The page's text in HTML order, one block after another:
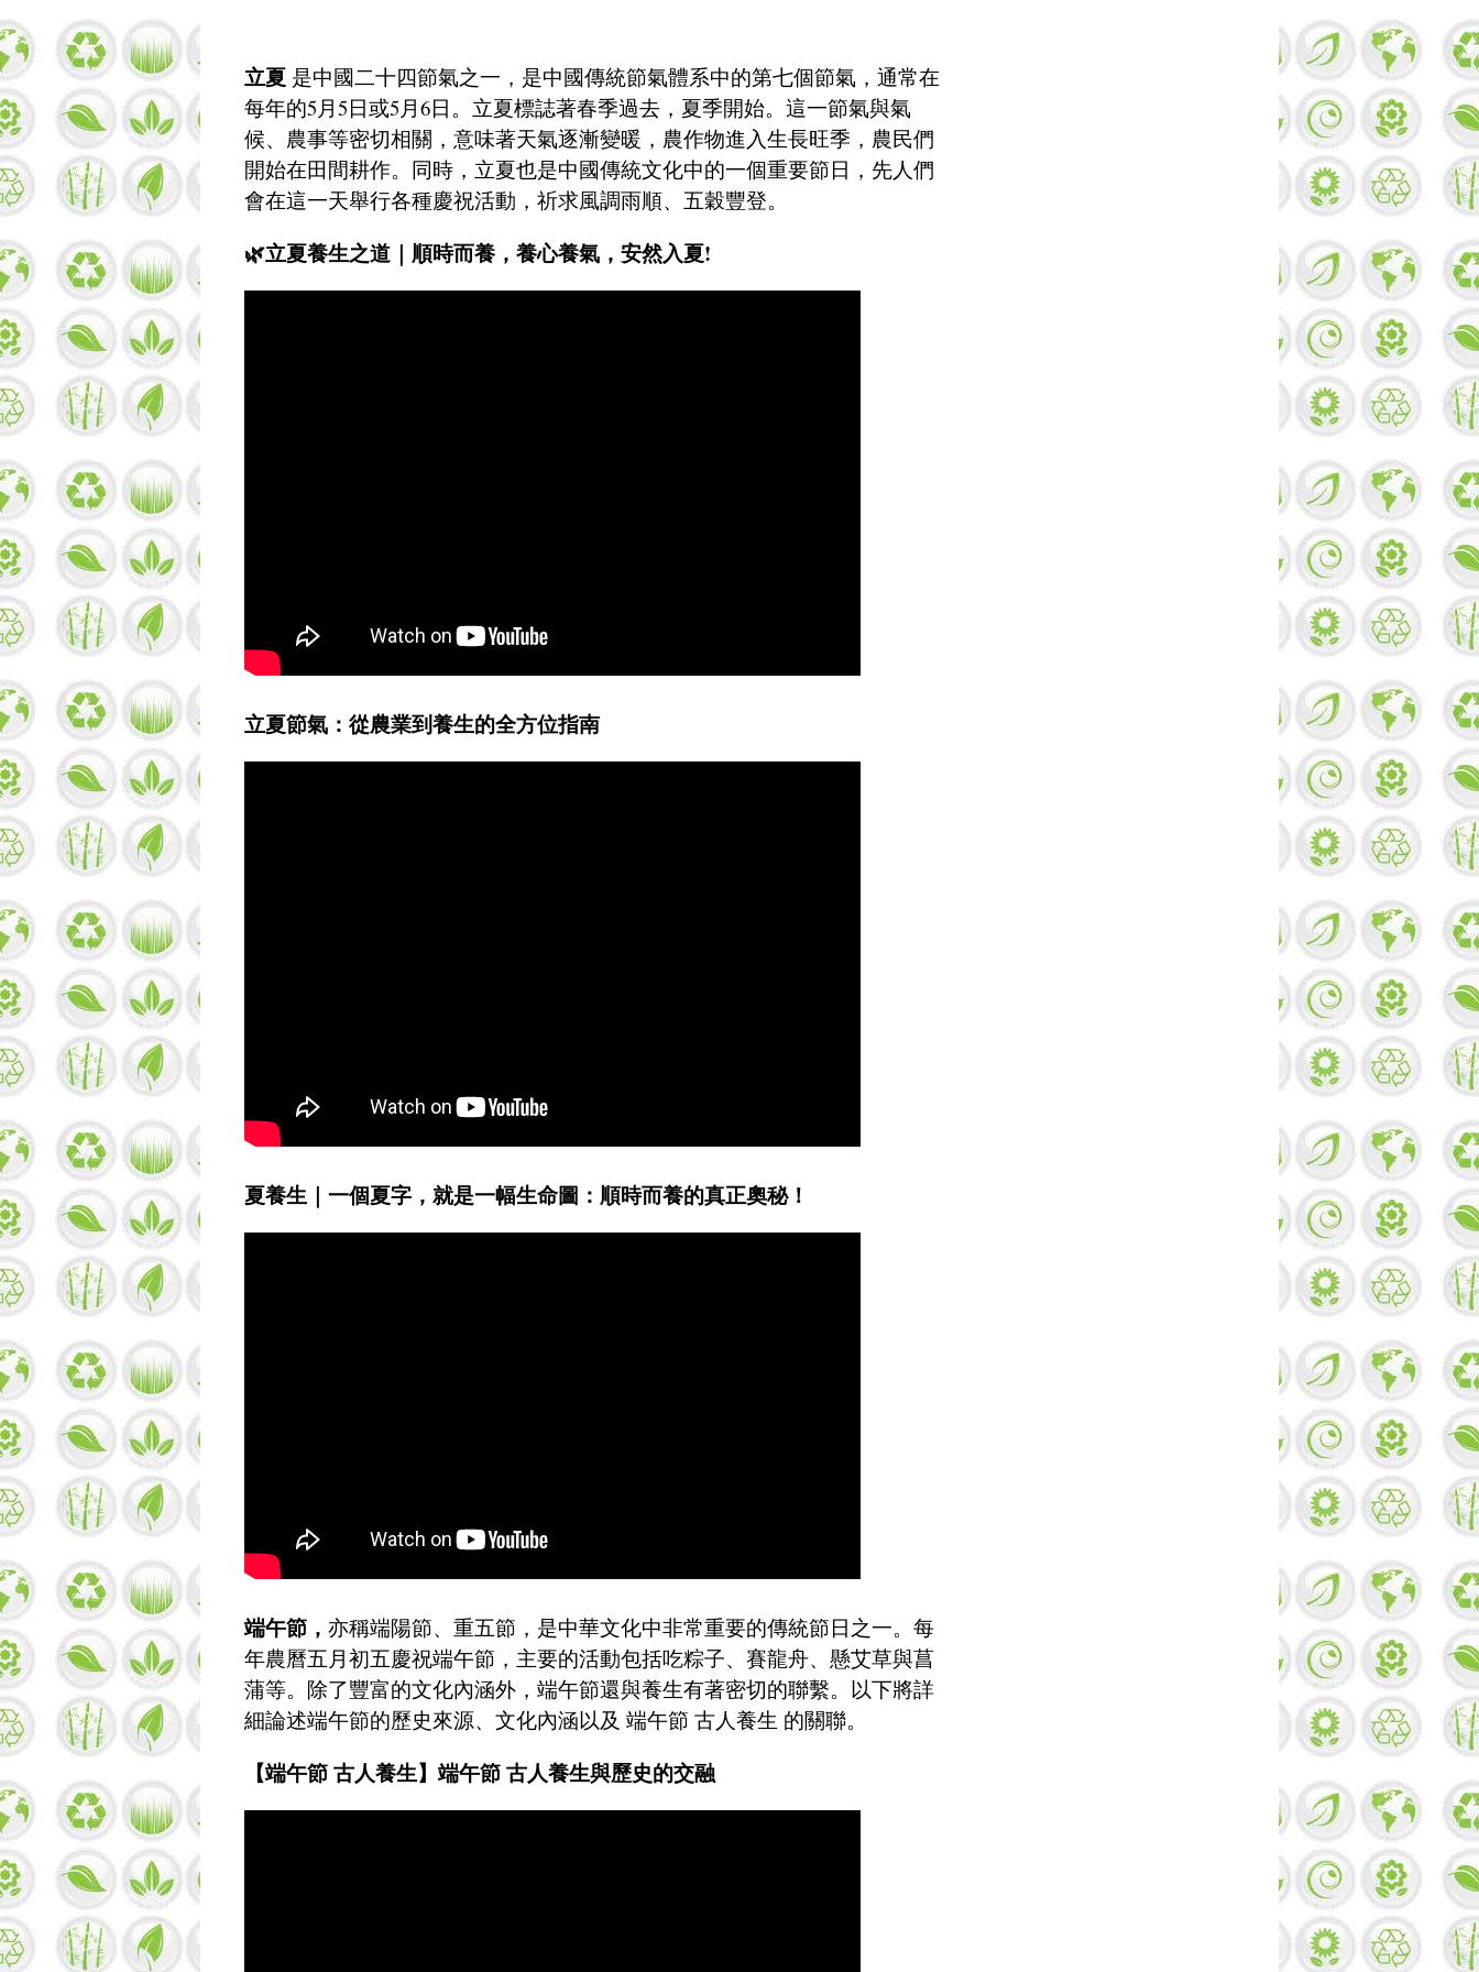
立夏 是中國二十四節氣之一，是中國傳統節氣體系中的第七個節氣，通常在
每年的5月5日或5月6日。立夏標誌著春季過去，夏季開始。這一節氣與氣
候、農事等密切相關，意味著天氣逐漸變暖，農作物進入生長旺季，農民們
開始在田間耕作。同時，立夏也是中國傳統文化中的一個重要節日，先人們
會在這一天舉行各種慶祝活動，祈求風調雨順、五穀豐登。
🌿立夏養生之道｜順時而養，養心養氣，安然入夏!
立夏節氣：從農業到養生的全方位指南
夏養生｜一個夏字，就是一幅生命圖：順時而養的真正奧秘！
端午節， 亦稱端陽節、重五節，是中華文化中非常重要的傳統節日之一。每
年農曆五月初五慶祝端午節，主要的活動包括吃粽子、賽龍舟、懸艾草與菖
蒲等。除了豐富的文化內涵外，端午節還與養生有著密切的聯繫。以下將詳
細論述端午節的歷史來源、文化內涵以及 端午節 古人養生 的關聯。
【端午節 古人養生】端午節 古人養生與歷史的交融